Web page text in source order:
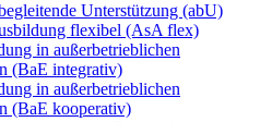
Unterstützung (abU)
flexibel (AsA flex)
in außerbetrieblichen
(BaE integrativ)
in außerbetrieblichen
(BaE kooperativ)